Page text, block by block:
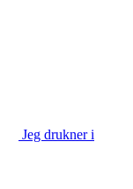
Jeg drukner i